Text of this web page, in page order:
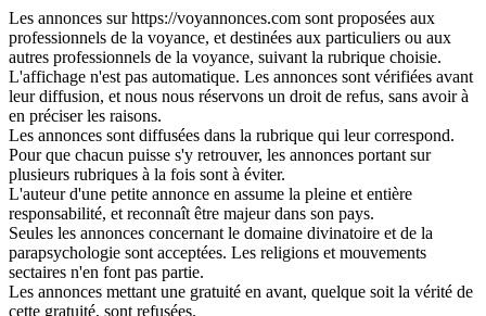
Les annonces sur https://voyannonces.com sont proposées aux
professionnels de la voyance, et destinées aux particuliers ou aux
autres professionnels de la voyance, suivant la rubrique choisie.
L'affichage n'est pas automatique. Les annonces sont vérifiées avant
leur diffusion, et nous nous réservons un droit de refus, sans avoir à
en préciser les raisons.
Les annonces sont diffusées dans la rubrique qui leur correspond.
Pour que chacun puisse s'y retrouver, les annonces portant sur
plusieurs rubriques à la fois sont à éviter.
L'auteur d'une petite annonce en assume la pleine et entière
responsabilité, et reconnaît être majeur dans son pays.
Seules les annonces concernant le domaine divinatoire et de la
parapsychologie sont acceptées. Les religions et mouvements
sectaires n'en font pas partie.
Les annonces mettant une gratuité en avant, quelque soit la vérité de
cette gratuité, sont refusées.